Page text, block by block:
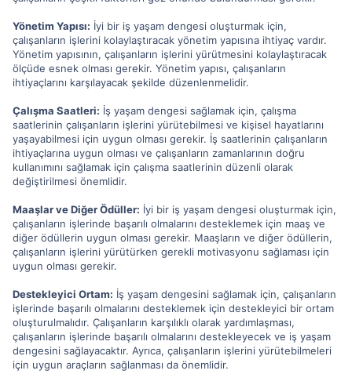
Yönetim Yapısı: İyi bir iş yaşam dengesi oluşturmak için,
çalışanların işlerini kolaylaştıracak yönetim yapısına ihtiyaç vardır.
Yönetim yapısının, çalışanların işlerini yürütmesini kolaylaştıracak
ölçüde esnek olması gerekir. Yönetim yapısı, çalışanların
ihtiyaçlarını karşılayacak şekilde düzenlenmelidir.
Çalışma Saatleri: İş yaşam dengesi sağlamak için, çalışma
saatlerinin çalışanların işlerini yürütebilmesi ve kişisel hayatlarını
yaşayabilmesi için uygun olması gerekir. İş saatlerinin çalışanların
ihtiyaçlarına uygun olması ve çalışanların zamanlarının doğru
kullanımını sağlamak için çalışma saatlerinin düzenli olarak
değiştirilmesi önemlidir.
Maaşlar ve Diğer Ödüller: İyi bir iş yaşam dengesi oluşturmak için,
çalışanların işlerinde başarılı olmalarını desteklemek için maaş ve
diğer ödüllerin uygun olması gerekir. Maaşların ve diğer ödüllerin,
çalışanların işlerini yürütürken gerekli motivasyonu sağlaması için
uygun olması gerekir.
Destekleyici Ortam: İş yaşam dengesini sağlamak için, çalışanların
işlerinde başarılı olmalarını desteklemek için destekleyici bir ortam
oluşturulmalıdır. Çalışanların karşılıklı olarak yardımlaşması,
çalışanların işlerinde başarılı olmalarını destekleyecek ve iş yaşam
dengesini sağlayacaktır. Ayrıca, çalışanların işlerini yürütebilmeleri
için uygun araçların sağlanması da önemlidir.